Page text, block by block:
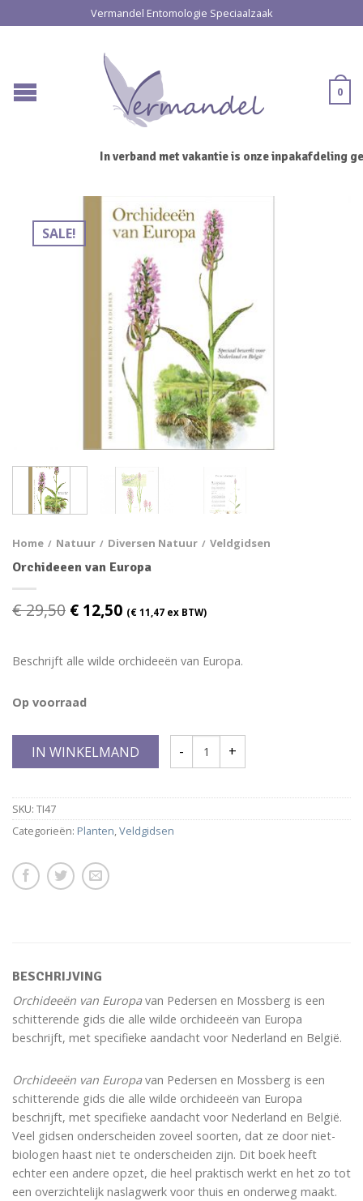
Vermandel Entomologie Speciaalzaak
0
In verband met vakantie is onze inpakafdeling
SALE!
Home / Natuur / Diversen Natuur / Veldgidsen
Orchideeen van Europa
€29,50 € 12,50 (€ 11,47 ex BTW)
Beschrijft alle wilde orchideeën van Europa.
Op voorraad
IN WINKELMAND
SKU: TI47
Categorieën: Planten,Veldgidsen
BESCHRIJVING
Orchideeën van Europavan Pedersen en Mossberg is een
schitterende gids die alle wilde orchideeën van Europa
beschrijft, met specifieke aandacht voor Nederland en België.
Orchideeën van Europavan Pedersen en Mossberg is een
schitterende gids die alle wilde orchideeën van Europa
beschrijft, met specifieke aandacht voor Nederland en België.
Veel gidsen onderscheiden zoveel soorten, dat ze door niet-
biologen haast niet te onderscheiden zijn. Dit boek heeft
echter een andere opzet, die heel praktisch werkt en het zo tot
een overzichtelijk naslagwerk voor thuis en onderweg maakt.